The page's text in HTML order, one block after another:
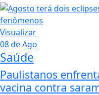
Visualizar
08 de Ago
Saúde
Paulistanos
vacina contra